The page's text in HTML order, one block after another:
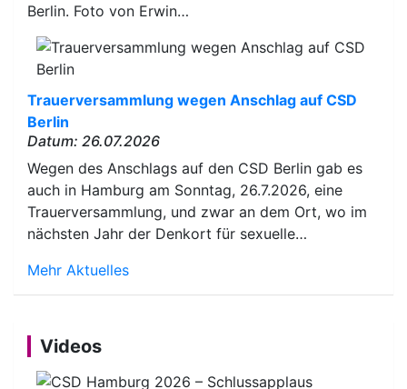
Berlin. Foto von Erwin…
Trauerversammlung wegen Anschlag auf CSD
Berlin
Datum: 26.07.2026
Wegen des Anschlags auf den CSD Berlin gab es
auch in Hamburg am Sonntag, 26.7.2026, eine
Trauerversammlung, und zwar an dem Ort, wo im
nächsten Jahr der Denkort für sexuelle…
Mehr Aktuelles
Videos